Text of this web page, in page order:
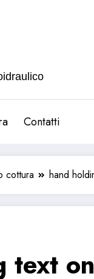
Contatti
cottura hand
text